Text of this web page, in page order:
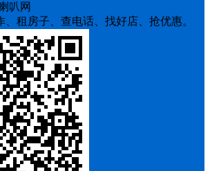
叭网
租房子、查电话、找好店、抢优惠。